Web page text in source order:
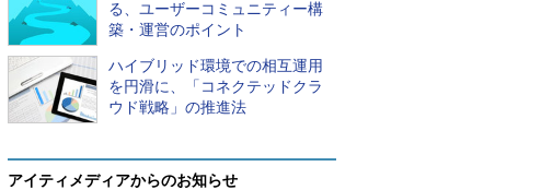
る、ユーザーコミュニティー構
築・運営のポイント
ハイブリッド環境での相互運用
を円滑に、「コネクテッドクラ
ウド戦略」の推進法
アイティメディアからのお知らせ